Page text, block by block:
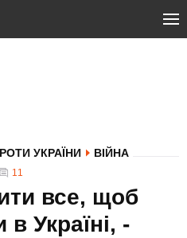
УКРАЇНИ ВІЙНА
11
все, щоб
в Україні, -